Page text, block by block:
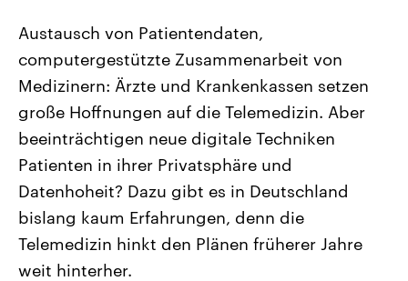
Landtagswahl Sachsen-Anhalt
2026
Alle Informationen
Sachsen-Anhalt wählt am 6.
September 2026 einen neuen
Landtag. Seit 2021 wird das
Bundesland von einer Koalition aus
Umfragen, Prognosen,
Wahlprogramme, aktuelle Berichte
und Hintergründe zu den Parteien
und Kandidaten der anstehenden
Wahl.
USA
Aktuelle Beiträge,
Hintergründe
Wirtschaftlich und
gehören die Vereinigten
den mächtigsten Ländern
mit großem Einfluss auf
Sendungen Programm Podcasts
Audio-Archiv
Austausch von Patientendaten,
computergestützte Zusammenarbeit von
Medizinern: Ärzte und Krankenkassen setzen
große Hoffnungen auf die Telemedizin. Aber
beeinträchtigen neue digitale Techniken
Patienten in ihrer Privatsphäre und
Datenhoheit? Dazu gibt es in Deutschland
bislang kaum Erfahrungen, denn die
Telemedizin hinkt den Plänen früherer Jahre
weit hinterher.